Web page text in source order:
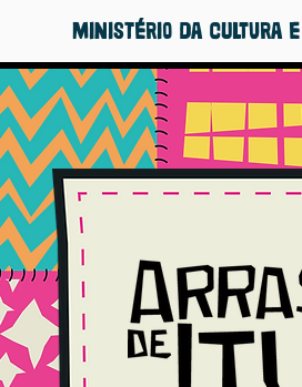
Ministério da Cultura e